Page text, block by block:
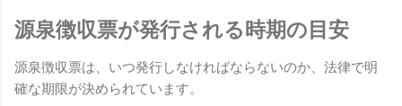
源泉徴収票が発行される時期の目安
源泉徴収票は、いつ発行しなければならないのか、法律で明
確な期限が決められています。